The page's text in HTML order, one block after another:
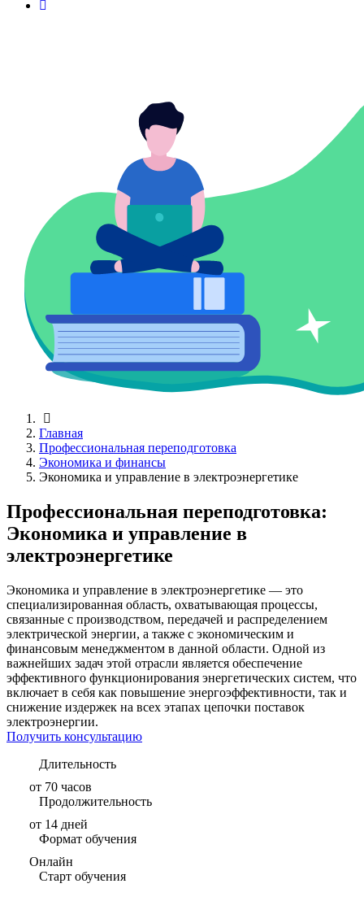
Главная
Профессиональная переподготовка
Экономика и финансы
Экономика и управление в электроэнергетике
Профессиональная переподготовка:
Экономика и управление в
электроэнергетике
Экономика и управление в электроэнергетике — это
специализированная область, охватывающая процессы,
связанные с производством, передачей и распределением
электрической энергии, а также с экономическим и
финансовым менеджментом в данной области. Одной из
важнейших задач этой отрасли является обеспечение
эффективного функционирования энергетических систем, что
включает в себя как повышение энергоэффективности, так и
снижение издержек на всех этапах цепочки поставок
электроэнергии.
Получить консультацию
Длительность
от 70 часов
Продолжительность
от 14 дней
Формат обучения
Онлайн
Старт обучения